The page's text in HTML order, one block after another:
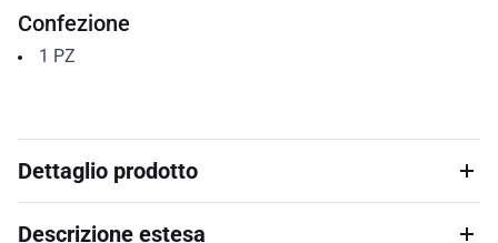
Confezione
1 PZ
Dettaglio prodotto
Descrizione estesa